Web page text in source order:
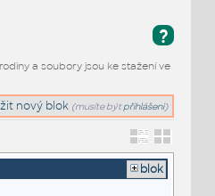
?
a soubory jsou ke stažení ve
nový blok (musíte být přihlášeni)
blok